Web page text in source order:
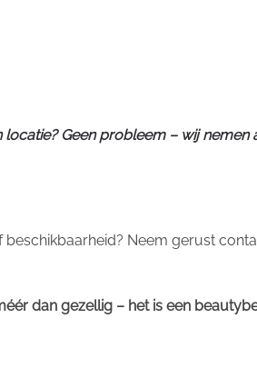
locatie? Geen probleem – wij nemen
Neem gerust
dan gezellig – het is een